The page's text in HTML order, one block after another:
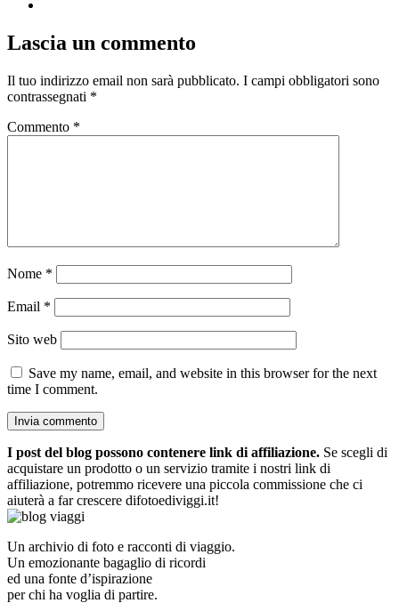
Lascia un commento
Il tuo indirizzo email non sarà pubblicato. I campi obbligatori sono
contrassegnati *
Commento *
Nome *
Email *
Sito web
Save my name, email, and website in this browser for the next
time I comment.
I post del blog possono contenere link di affiliazione. Se scegli di
acquistare un prodotto o un servizio tramite i nostri link di
affiliazione, potremmo ricevere una piccola commissione che ci
aiuterà a far crescere difotoediviggi.it!
Un archivio di foto e racconti di viaggio.
Un emozionante bagaglio di ricordi
ed una fonte d’ispirazione
per chi ha voglia di partire.